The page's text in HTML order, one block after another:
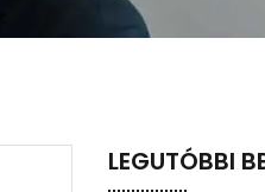
LEGUTÓBBI